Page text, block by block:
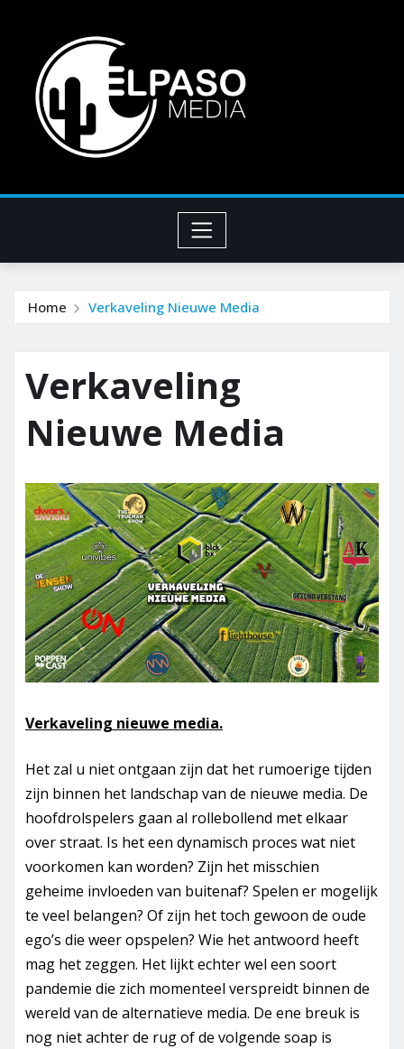
Home Verkaveling Nieuwe Media
Verkaveling
Nieuwe Media
Verkaveling nieuwe media.
Het zal u niet ontgaan zijn dat het rumoerige tijden
zijn binnen het landschap van de nieuwe media. De
hoofdrolspelers gaan al rollebollend met elkaar
over straat. Is het een dynamisch proces wat niet
voorkomen kan worden? Zijn het misschien
geheime invloeden van buitenaf? Spelen er mogelijk
te veel belangen? Of zijn het toch gewoon de oude
ego’s die weer opspelen? Wie het antwoord heeft
mag het zeggen. Het lijkt echter wel een soort
pandemie die zich momenteel verspreidt binnen de
wereld van de alternatieve media. De ene breuk is
nog niet achter de rug of de volgende soap is